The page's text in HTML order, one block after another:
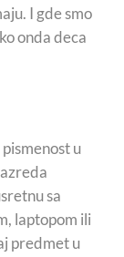
I gde smo
onda deca
u
sa
laptopom ili
predmet u